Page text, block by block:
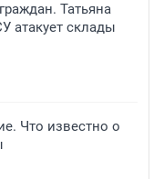
Татьяна
атакует склады
Что известно о